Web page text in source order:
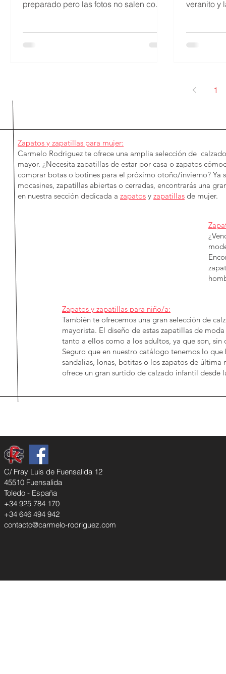
preparado pero las fotos no salen como
veranito y
1
Zapatos y zapatillas para mujer:
Carmelo Rodriguez te ofrece una amplia selección de
mayor. ¿Necesita zapatillas de estar por casa o zapatos
comprar botas o botines para el próximo otoño/invierno? Ya
mocasines, zapatillas abiertas o cerradas, encontrarás una
en nuestra sección dedicada a zapatos y zapatillas de mujer.
Zapatos y zapatillas para niño/a:
También te ofrecemos una gran selección de
mayorista. El diseño de estas zapatillas de
tanto a ellos como a los adultos, ya que son, sin
Seguro que en nuestro catálogo tenemos lo que
sandalias, lonas, botitas o los zapatos de
ofrece un gran surtido de calzado infantil desde
C/ Fray Luis de Fuensalida 12
45510 Fuensalida
Toledo - España
+34 925 784 170
+34 646 494 942
contacto@carmelo-rodriguez.com